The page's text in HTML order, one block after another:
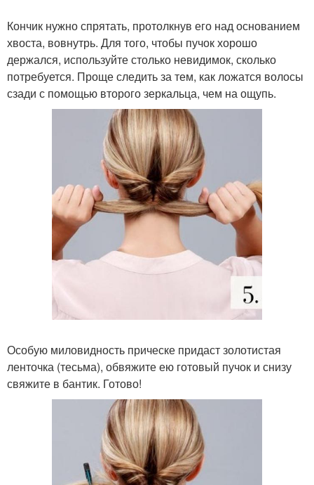
Кончик нужно спрятать, протолкнув его над основанием
хвоста, вовнутрь. Для того, чтобы пучок хорошо
держался, используйте столько невидимок, сколько
потребуется. Проще следить за тем, как ложатся волосы
сзади с помощью второго зеркальца, чем на ощупь.
Особую миловидность прическе придаст золотистая
ленточка (тесьма), обвяжите ею готовый пучок и снизу
свяжите в бантик. Готово!